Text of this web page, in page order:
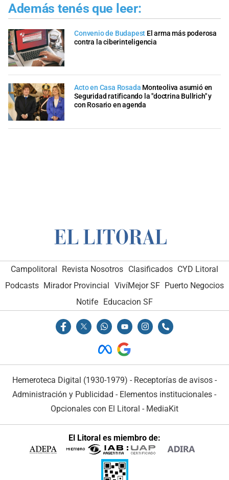
Además tenés que leer:
Convenio de Budapest El arma más poderosa
contra la ciberinteligencia
Acto en Casa Rosada Monteoliva asumió en
Seguridad ratificando la "doctrina Bullrich" y
con Rosario en agenda
Campolitoral Revista Nosotros Clasificados CYD Litoral
Podcasts Mirador Provincial VivíMejor SF Puerto Negocios
Notife Educacion SF
Hemeroteca Digital (1930-1979) - Receptorías de avisos -
Administración y Publicidad - Elementos institucionales -
Opcionales con El Litoral - MediaKit
El Litoral es miembro de: